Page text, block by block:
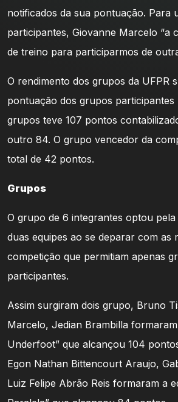
notificados da sua pontuação. Para
participantes, Giovanne Marcelo “a
de treino para participarmos de
O rendimento dos grupos da UFPR
pontuação dos grupos participantes
grupos teve 107 pontos
outro 84. O grupo vencedor da
total de 42 pontos.
Grupos
O grupo de 6 integrantes optou
duas equipes ao se deparar com as
competição que permitiam apenas
participantes.
Assim surgiram dois grupo, Bruno
Marcelo, Jedian Brambilla
Underfoot” que alcançou 104
Egon Nathan Bittencourt Araujo,
Luiz Felipe Abrão Reis formaram a